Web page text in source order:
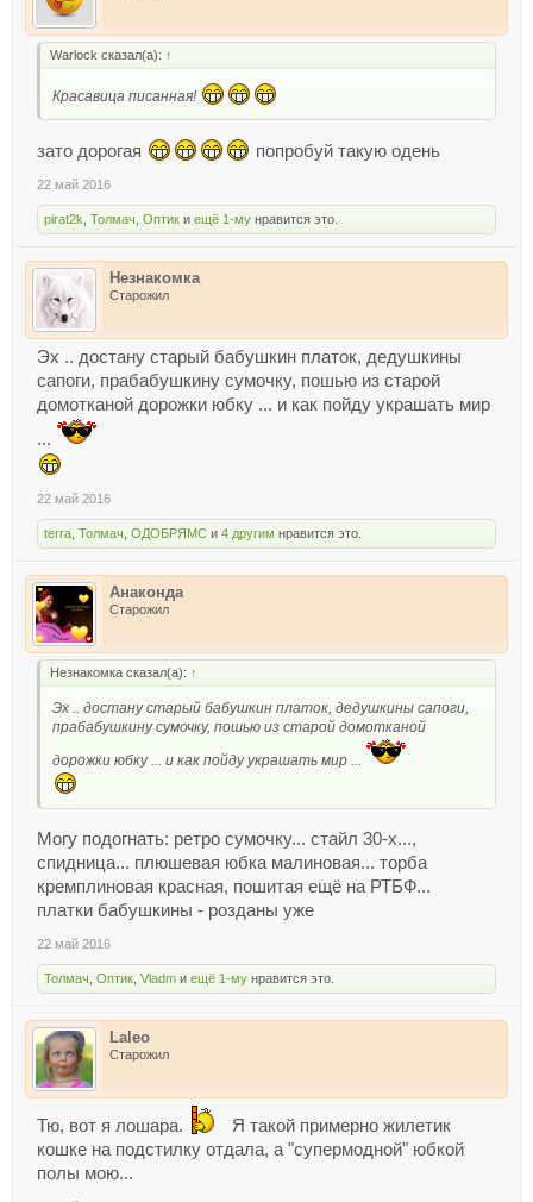
Warlock сказал(а): ↑
Красавица писанная!
зато дорогая попробуй такую одень
22 май 2016
pirat2k Толмач Оптик и ещё 1-му нравится это.
Незнакомка
Старожил
Эх .. достану старый бабушкин платок, дедушкины
сапоги, прабабушкину сумочку, пошью из старой
домотканой дорожки юбку ... и как пойду украшать мир
...
22 май 2016
terra Толмач ОДОБРЯМС и 4 другим нравится это.
Анаконда
Старожил
Незнакомка сказал(а): ↑
Эх .. достану старый бабушкин платок, дедушкины сапоги,
прабабушкину сумочку, пошью из старой домотканой
дорожки юбку ... и как пойду украшать мир ...
Могу подогнать: ретро сумочку... стайл 30-х...,
спидница... плюшевая юбка малиновая... торба
кремплиновая красная, пошитая ещё на РТБФ...
платки бабушкины - розданы уже
22 май 2016
Толмач Оптик Vladm и ещё 1-му нравится это.
Laleo
Старожил
Тю, вот я лошара.
Я такой примерно жилетик
кошке на подстилку отдала, а "супермодной" юбкой
полы мою...